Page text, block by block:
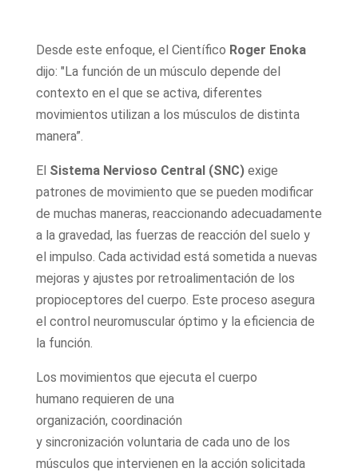
Desde este enfoque, el Científico Roger Enoka
dijo: "La función de un músculo depende del
contexto en el que se activa, diferentes
movimientos utilizan a los músculos de distinta
manera”.
El Sistema Nervioso Central (SNC)exige
patrones de movimiento que se pueden modificar
de muchas maneras, reaccionando adecuadamente
a la gravedad, las fuerzas de reacción del suelo y
el impulso. Cada actividad está sometida a nuevas
mejoras y ajustes por retroalimentación de los
propioceptores del cuerpo. Este proceso asegura
el control neuromuscular óptimo y la eficiencia de
la función.
Los movimientos que ejecuta el cuerpo
humano requieren de una
organización, coordinación
y sincronización voluntaria de cada uno de los
músculos que intervienen en la acción solicitada